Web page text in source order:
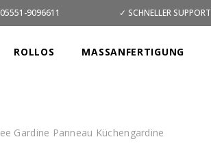
9096611 ✓ SCHNELLER SUPPORT
ROLLOS MASSANFERTIGUNG
Gardine Panneau Küchengardine